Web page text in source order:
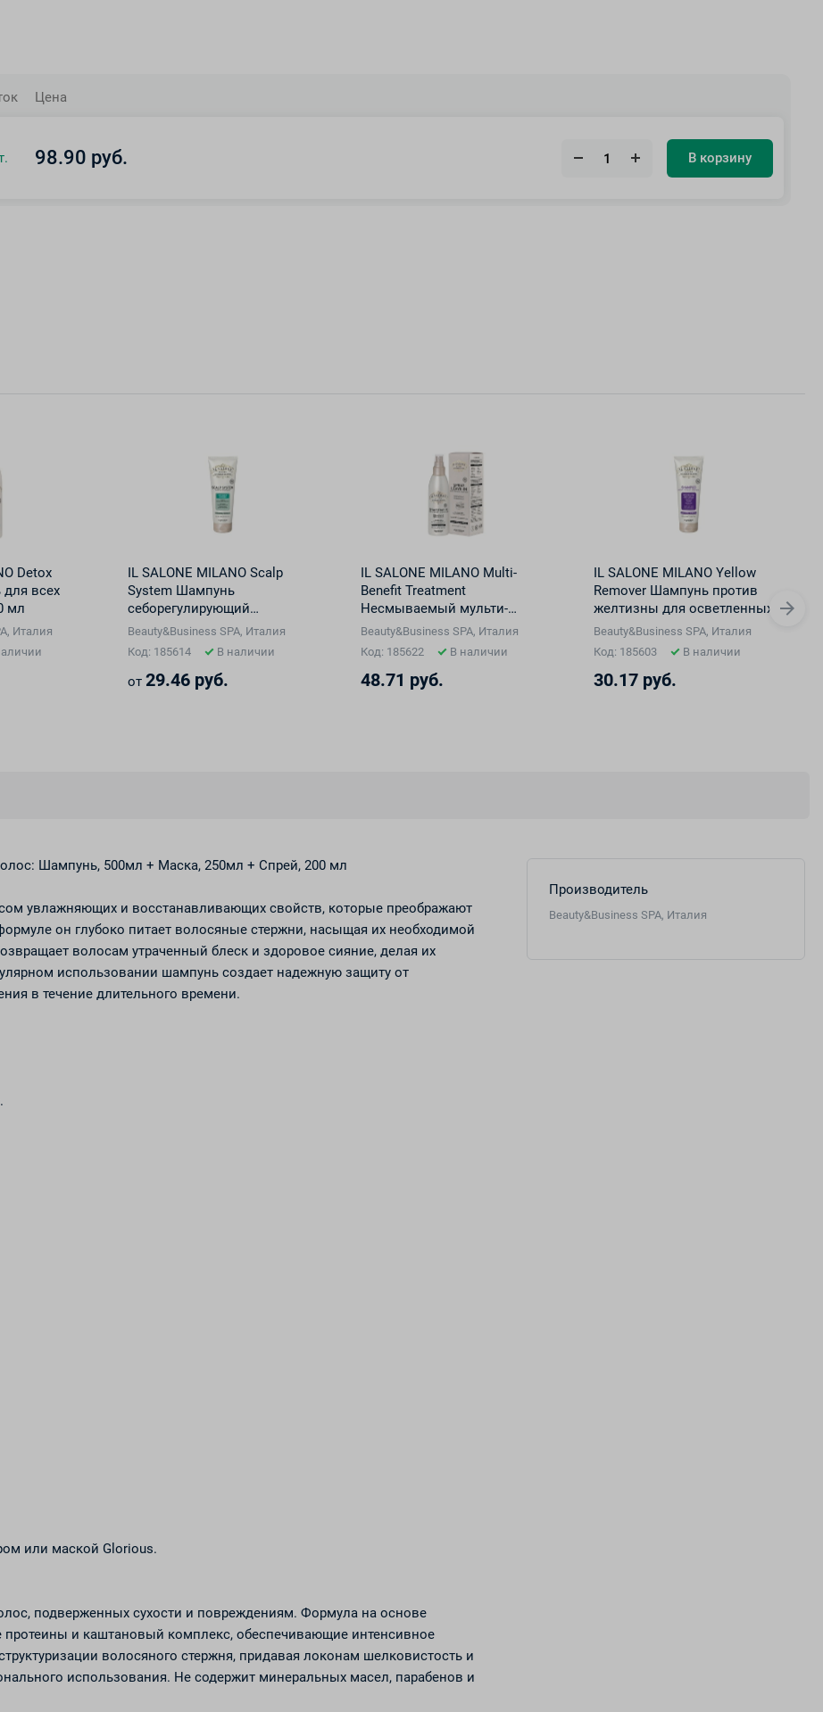
Цена
98.90 руб. В корзину
Detox
всех
мл
Италия
IL SALONE MILANO Scalp
System Шампунь
себорегулирующий
балансирующий, 250 мл
Beauty&Business SPA, Италия
Код: 185614
В наличии
от29.46 руб.
IL SALONE MILANO Multi-
Benefit Treatment
Несмываемый мульти-
функциональный спрей 12-
в-1 для всех типов волос, 200
мл
Beauty&Business SPA, Италия
Код: 185622
В наличии
48.71 руб.
IL SALONE MILANO Yellow
Remover Шампунь против
желтизны для осветленных
и окрашенных волос, 250 мл
Beauty&Business SPA, Италия
Код: 185603
В наличии
30.17 руб.
Шампунь, 500мл + Маска, 250мл + Спрей, 200 мл
увлажняющих и восстанавливающих свойств, которые преображают
он глубоко питает волосяные стержни, насыщая их необходимой
волосам утраченный блеск и здоровое сияние, делая их
использовании шампунь создает надежную защиту от
в течение длительного времени.
или маской Glorious.
подверженных сухости и повреждениям. Формула на основе
и каштановый комплекс, обеспечивающие интенсивное
волосяного стержня, придавая локонам шелковистость и
использования. Не содержит минеральных масел, парабенов и
Производитель
Beauty&Business SPA, Италия